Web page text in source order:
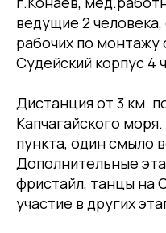
ведущие 2
рабочих по монтажу
Судейский корпус 4
Дистанция от 3 км.
Капчагайского
пункта, один смыло
Дополнительные
фристайл, танцы на
участие в других